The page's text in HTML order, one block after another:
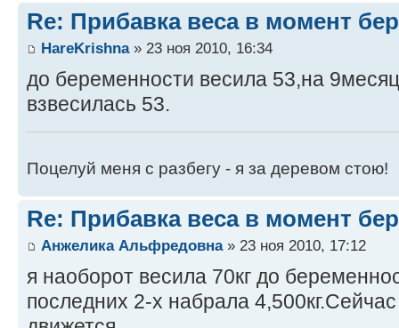
Re: Прибавка веса в момент
HareKrishna» 23 ноя 2010, 16:34
до беременности весила 53,на
взвесилась 53.
Поцелуй меня с разбегу - я за деревом стою!
Re: Прибавка веса в момент
Анжелика Альфредовна» 23 ноя 2010, 17:12
я наоборот весила 70кг до
последних 2-х набрала